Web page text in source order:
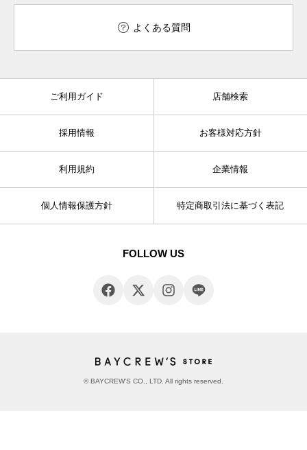
よくある質問
ご利用ガイド 店舗検索
採用情報 お客様対応方針
利用規約 企業情報
個人情報保護方針 特定商取引法に基づく表記
FOLLOW US
© BAYCREW’S CO., LTD. All rights reserved.